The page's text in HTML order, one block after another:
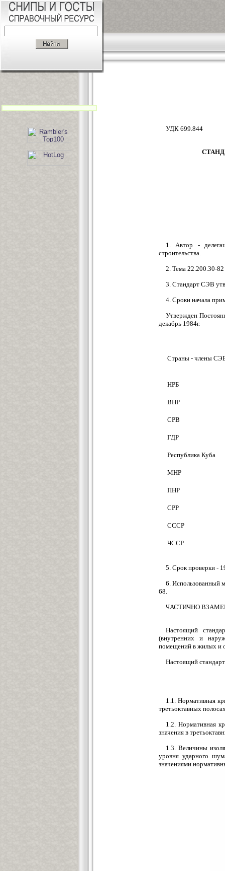
УДК
1. Автор -
строительства.
2. Тема 22.200.30-
3. Стандарт СЭВ
4. Сроки начала
Утвержден
декабрь 1984г.
Страны - члены
НРБ
ВНР
СРВ
ГДР
Республика Куба
МНР
ПНР
СРР
СССР
ЧССР
5. Срок проверки -
6. Использованный
68.
ЧАСТИЧНО
Настоящий
(внутренних и
помещений в жилых и
Настоящий
1.1. Нормативная
третьоктавных
1.2. Нормативная
значения в
1.3. Величины
уровня ударного
значениями